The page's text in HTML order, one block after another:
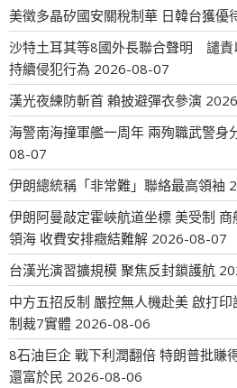
美徵多晶矽國安關稅制華 日韓台獲優
沙特土耳其等8國外長聯合聲明 譴責
持續侵犯行為 2026-08-07
漢光夜練防斬首 賴披避彈衣參演
海警南海撞軍艦一周年 兩殉職武警身
08-07
伊朗總統稱「非常難」聯絡最高領袖
伊朗阿曼敲定霍峽航道坐標 美受制
領海 收費安排癥結難解 2026-08-07
台漢光演習擴規模 聚焦反封鎖護航
中方五招反制 嚴控無人機赴美 啟打
制裁7實體 2026-08-06
8石油巨企 戰下利潤翻倍 特朗普批賺
還富於民 2026-08-06